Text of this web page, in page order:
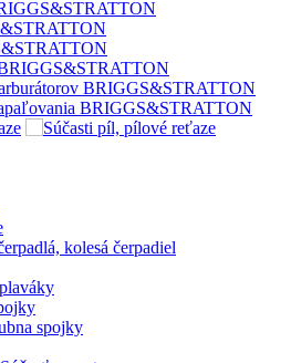
BRIGGS&STRATTON
BRIGGS&STRATTON
kolesá čerpadiel
spojky